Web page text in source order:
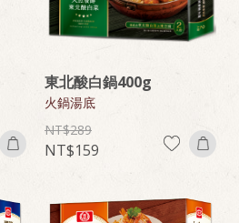
東北酸白鍋400g
火鍋湯底
289
159